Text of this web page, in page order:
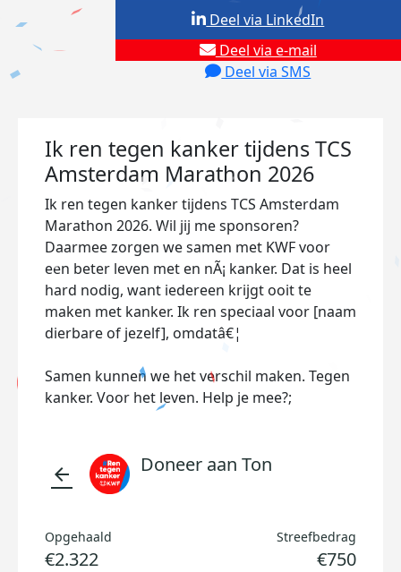
Deel via e-mail
Deel via SMS
Deel via LinkedIn
Ik ren tegen kanker tijdens TCS
Amsterdam Marathon 2026
Ik ren tegen kanker tijdens TCS Amsterdam
Marathon 2026. Wil jij me sponsoren?
Daarmee zorgen we samen met KWF voor
een beter leven met en nÃ¡ kanker. Dat is heel
hard nodig, want iedereen krijgt ooit te
maken met kanker. Ik ren speciaal voor [naam
dierbare of jezelf], omdatâ€¦
Samen kunnen we het verschil maken. Tegen
kanker. Voor het leven. Help je mee?;
arrow_back Doneer aan Ton
Opgehaald
€2.322
Streefbedrag
€750